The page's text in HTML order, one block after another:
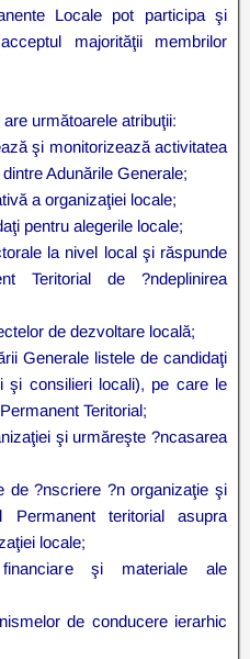
Locale pot participa şi
majorităţii membrilor
următoarele atribuţii:
şi monitorizează activitatea
Adunările Generale;
a organizaţiei locale;
pentru alegerile locale;
la nivel local şi răspunde
Teritorial de ?ndeplinirea
de dezvoltare locală;
Generale listele de candidaţi
şi consilieri locali), pe care le
Teritorial;
şi urmăreşte ?ncasarea
de ?nscriere ?n organizaţie şi
Permanent teritorial asupra
locale;
şi materiale ale
de conducere ierarhic